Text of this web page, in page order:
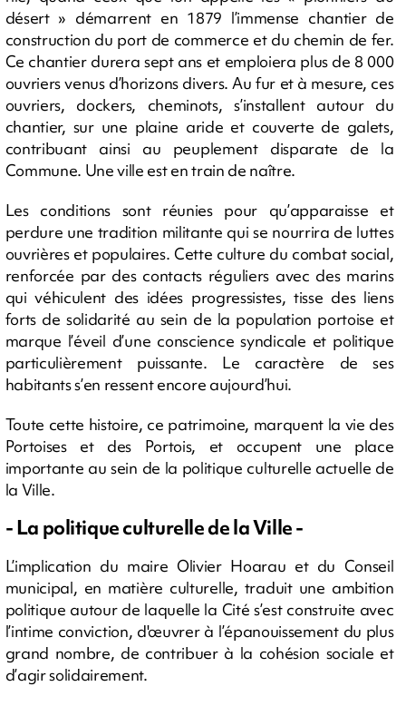
désert » démarrent en 1879 l’immense chantier de
construction du port de commerce et du chemin de fer.
Ce chantier durera sept ans et emploiera plus de 8 000
ouvriers venus d’horizons divers. Au fur et à mesure, ces
ouvriers, dockers, cheminots, s’installent autour du
chantier, sur une plaine aride et couverte de galets,
contribuant ainsi au peuplement disparate de la
Commune. Une ville est en train de naître.
Les conditions sont réunies pour qu’apparaisse et
perdure une tradition militante qui se nourrira de luttes
ouvrières et populaires. Cette culture du combat social,
renforcée par des contacts réguliers avec des marins
qui véhiculent des idées progressistes, tisse des liens
forts de solidarité au sein de la population portoise et
marque l’éveil d’une conscience syndicale et politique
particulièrement puissante. Le caractère de ses
habitants s’en ressent encore aujourd’hui.
Toute cette histoire, ce patrimoine, marquent la vie des
Portoises et des Portois, et occupent une place
importante au sein de la politique culturelle actuelle de
la Ville.
- La politique culturelle de la Ville -
L’implication du maire Olivier Hoarau et du Conseil
municipal, en matière culturelle, traduit une ambition
politique autour de laquelle la Cité s’est construite avec
l’intime conviction, d'œuvrer à l’épanouissement du plus
grand nombre, de contribuer à la cohésion sociale et
d’agir solidairement.